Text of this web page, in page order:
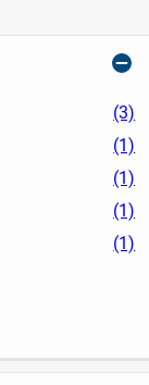
(3)
(1)
(1)
(1)
(1)